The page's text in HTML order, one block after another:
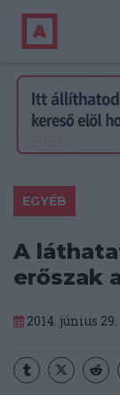
EGYÉB
A
erőszak
2014. június 29.